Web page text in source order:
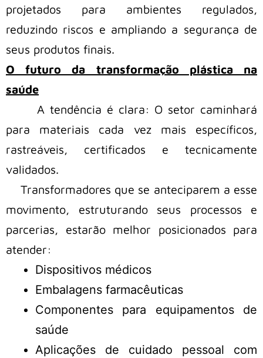
projetados para ambientes regulados,
reduzindo riscos e ampliando a segurança de
seus produtos finais.
O futuro da transformação plástica na
saúde
A tendência é clara: O setor caminhará
para materiais cada vez mais específicos,
rastreáveis, certificados e tecnicamente
validados.
Transformadores que se anteciparem a esse
movimento, estruturando seus processos e
parcerias, estarão melhor posicionados para
atender:
Dispositivos médicos
Embalagens farmacêuticas
Componentes para equipamentos de
saúde
Aplicações de cuidado pessoal com